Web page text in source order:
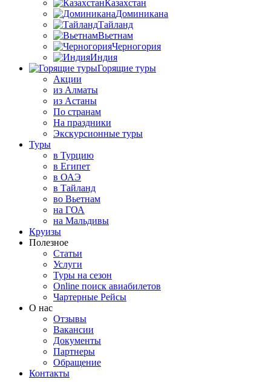
Казахстан
Доминикана
Тайланд
Вьетнам
Черногория
Индия
Горящие туры
Акции
из Алматы
из Астаны
По странам
На праздники
Экскурсионные туры
Туры
в Турцию
в Египет
в ОАЭ
в Тайланд
во Вьетнам
на ГОА
на Мальдивы
Круизы
Полезное
Статьи
Услуги
Туры на сезон
Online поиск авиабилетов
Чартерные Рейсы
О нас
Отзывы
Вакансии
Документы
Партнеры
Обращение
Контакты